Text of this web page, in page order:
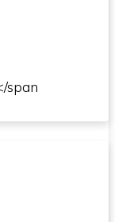
span